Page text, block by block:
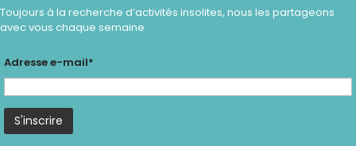
Toujours à la recherche d’activités insolites, nous les partageons
avec vous chaque semaine
Adresse e-mail*